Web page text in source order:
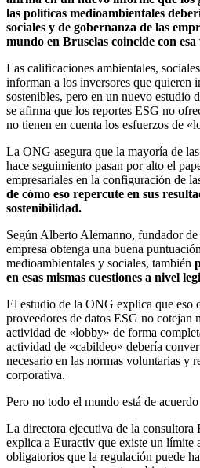
las políticas medioambientales
sociales y de gobernanza de las
mundo en Bruselas coincide con esa
Las calificaciones ambientales,
informan a los inversores que quieren
sostenibles, pero en un nuevo estudio
se afirma que los reportes ESG no
no tienen en cuenta los esfuerzos de
La ONG asegura que la mayoría de
hace seguimiento pasan por alto el
empresariales en la configuración de
de cómo eso repercute en sus
sostenibilidad.
Según Alberto Alemanno, fundador
empresa obtenga una buena
medioambientales y sociales, también
en esas mismas cuestiones a nivel
El estudio de la ONG explica que eso
proveedores de datos ESG no cotejan
actividad de «lobby» de forma
actividad de «cabildeo» debería
necesario en las normas voluntarias y
corporativa.
Pero no todo el mundo está de
La directora ejecutiva de la consultora
explica a Euractiv que existe un límite
obligatorios que la regulación puede